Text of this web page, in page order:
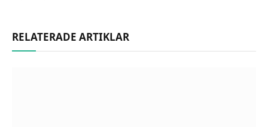
RELATERADE ARTIKLAR